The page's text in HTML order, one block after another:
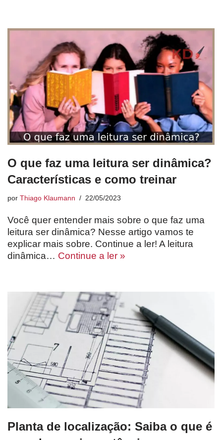
O que faz uma leitura ser dinâmica?
Características e como treinar
por Thiago Klaumann 22/05/2023
Você quer entender mais sobre o que faz uma
leitura ser dinâmica? Nesse artigo vamos te
explicar mais sobre. Continue a ler! A leitura
dinâmica… Continue a ler »
Planta de localização: Saiba o que é